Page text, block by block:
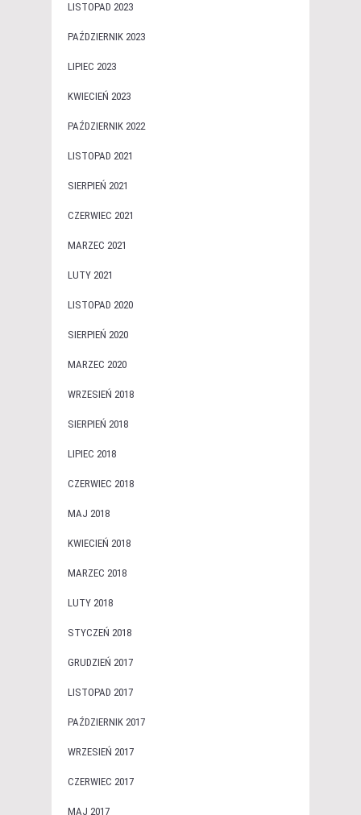
LISTOPAD 2023
PAŹDZIERNIK 2023
LIPIEC 2023
KWIECIEŃ 2023
PAŹDZIERNIK 2022
LISTOPAD 2021
SIERPIEŃ 2021
CZERWIEC 2021
MARZEC 2021
LUTY 2021
LISTOPAD 2020
SIERPIEŃ 2020
MARZEC 2020
WRZESIEŃ 2018
SIERPIEŃ 2018
LIPIEC 2018
CZERWIEC 2018
MAJ 2018
KWIECIEŃ 2018
MARZEC 2018
LUTY 2018
STYCZEŃ 2018
GRUDZIEŃ 2017
LISTOPAD 2017
PAŹDZIERNIK 2017
WRZESIEŃ 2017
CZERWIEC 2017
MAJ 2017